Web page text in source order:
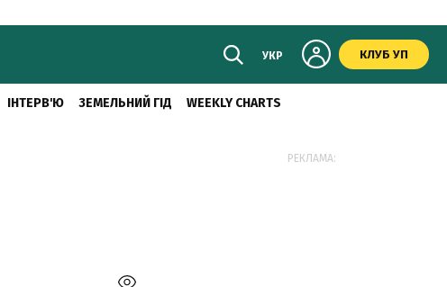
УКР КЛУБ УП
ІНТЕРВ'Ю ЗЕМЕЛЬНИЙ ГІД WEEKLY CHARTS
РЕКЛАМА: